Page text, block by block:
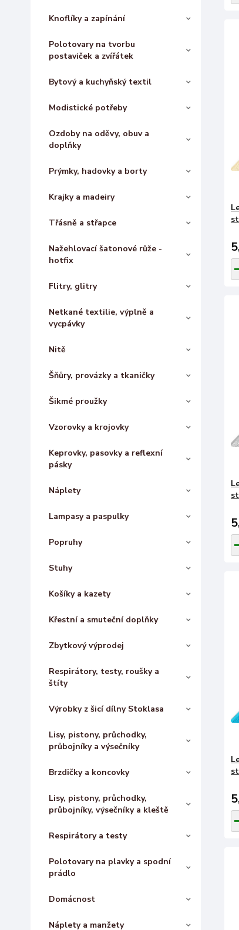
Knoflíky a zapínání
Polotovary na tvorbu
postaviček a zvířátek
Bytový a kuchyňský textil
Modistické potřeby
Ozdoby na oděvy, obuv a
doplňky
Prýmky, hadovky a borty
Krajky a madeiry
Třásně a střapce
Nažehlovací šatonové růže -
hotfix
Flitry, glitry
Netkané textilie, výplně a
vycpávky
Nitě
Šňůry, provázky a tkaničky
Šikmé proužky
Vzorovky a krojovky
Keprovky, pasovky a reflexní
pásky
Náplety
Lampasy a paspulky
Popruhy
Stuhy
Košíky a kazety
Křestní a smuteční doplňky
Zbytkový výprodej
Respirátory, testy, roušky a
štíty
Výrobky z šicí dílny Stoklasa
Lisy, pistony, průchodky,
průbojníky a výsečníky
Brzdičky a koncovky
Lisy, pistony, průchodky,
průbojníky, výsečníky a kleště
Respirátory a testy
Polotovary na plavky a spodní
prádlo
Domácnost
Náplety a manžety